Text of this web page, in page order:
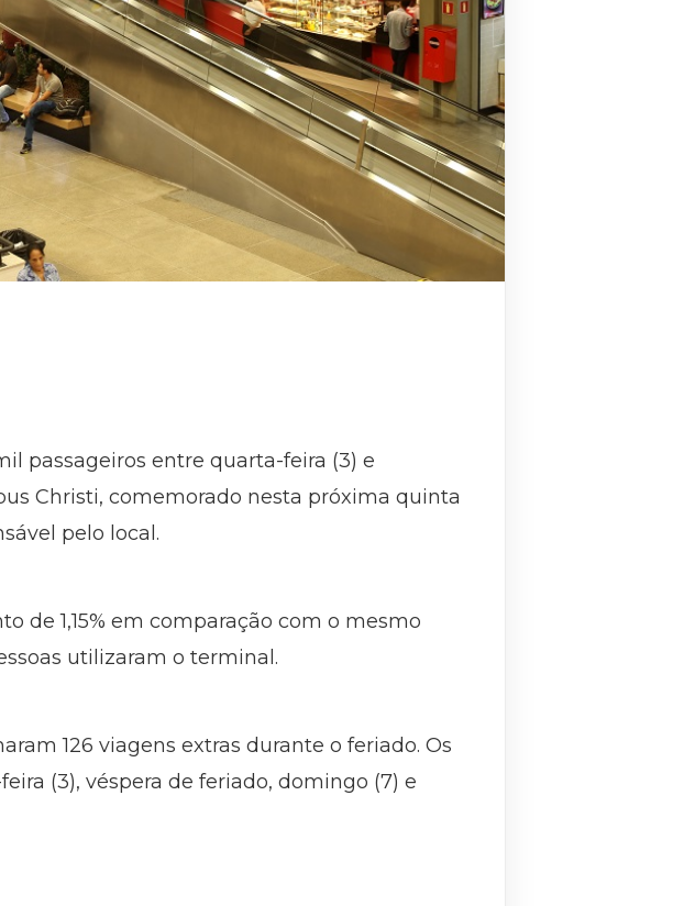
passageiros entre quarta-feira (3) e
Christi, comemorado nesta próxima quinta
pelo local.
de 1,15% em comparação com o mesmo
utilizaram o terminal.
126 viagens extras durante o feriado. Os
(3), véspera de feriado, domingo (7) e